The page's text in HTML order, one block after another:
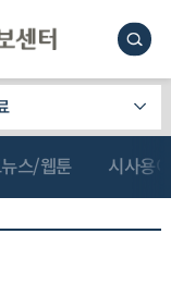
스/웹툰 시사용